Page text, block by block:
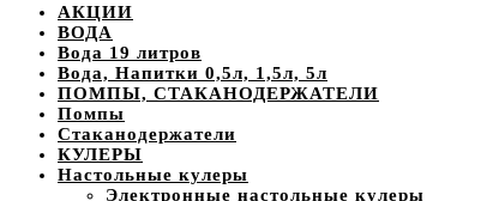
АКЦИИ
ВОДА
Вода 19 литров
Вода, Напитки 0,5л, 1,5л, 5л
ПОМПЫ, СТАКАНОДЕРЖАТЕЛИ
Помпы
Стаканодержатели
КУЛЕРЫ
Настольные кулеры
Электронные настольные кулеры